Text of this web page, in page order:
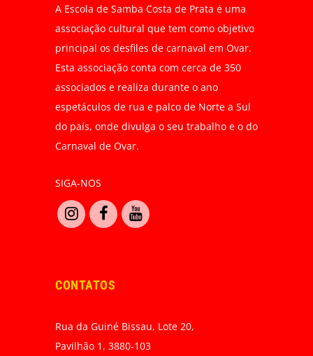
A Escola de Samba Costa de Prata é uma
associação cultural que tem como objetivo
principal os desfiles de carnaval em Ovar.
Esta associação conta com cerca de 350
associados e realiza durante o ano
espetáculos de rua e palco de Norte a Sul
do país, onde divulga o seu trabalho e o do
Carnaval de Ovar.
SIGA-NOS
CONTATOS
Rua da Guiné Bissau, Lote 20,
Pavilhão 1, 3880-103